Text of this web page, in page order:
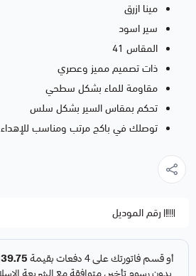
مينا ازرق
سير اسود
المقاس 41
ذات تصميم مميز وعصري
مقاومة للماء بشكل سطحي
تحكم بمقاس السير بشكل سلس
توصلك في باكج مرتب ومناسب للإهداء
رقم الموديل